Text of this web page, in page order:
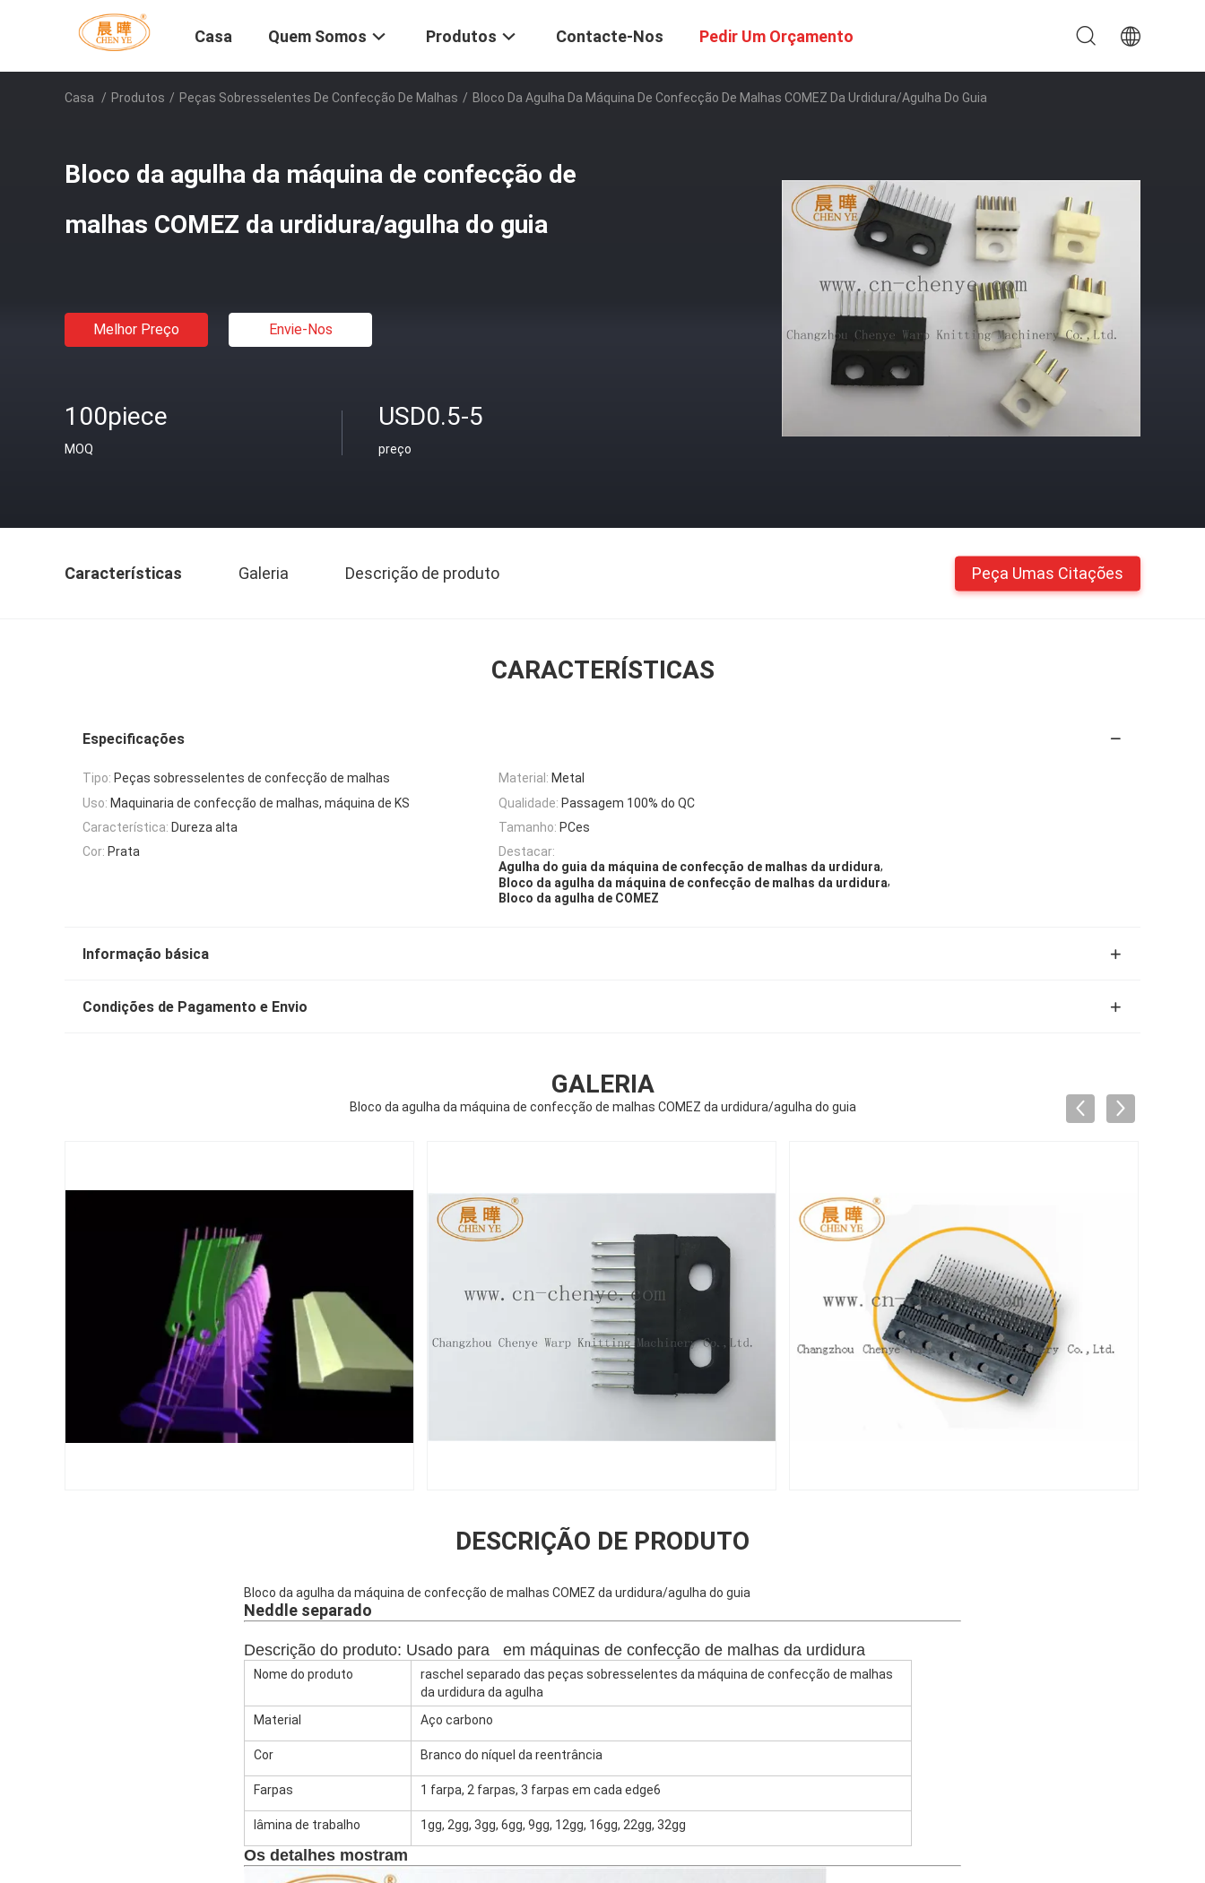
Casa Quem Somos Produtos Contacte-Nos Pedir Um Orçamento
Casa / Produtos / Peças Sobresselentes De Confecção De Malhas / Bloco Da Agulha Da Máquina De Confecção De Malhas COMEZ Da Urdidura/agulha Do Guia
Bloco da agulha da máquina de confecção de
malhas COMEZ da urdidura/agulha do guia
Melhor Preço Envie-Nos
100piece
MOQ
USD0.5-5
preço
Características Galeria Descrição de produto Peça Umas Citações
CARACTERÍSTICAS
Especificações
Tipo: Peças sobresselentes de confecção de malhas Material: Metal
Uso: Maquinaria de confecção de malhas, máquina de KS Qualidade: Passagem 100% do QC
Característica: Dureza alta Tamanho: PCes
Cor: Prata
Destacar:
Agulha do guia da máquina de confecção de malhas da urdidura,
Bloco da agulha da máquina de confecção de malhas da urdidura,
Bloco da agulha de COMEZ
Informação básica
Condições de Pagamento e Envio
GALERIA
Bloco da agulha da máquina de confecção de malhas COMEZ da urdidura/agulha do guia
DESCRIÇÃO DE PRODUTO
Bloco da agulha da máquina de confecção de malhas COMEZ da urdidura/agulha do guia
Neddle separado
Descrição do produto: Usado para   em máquinas de confecção de malhas da urdidura
Nome do produto
raschel separado das peças sobresselentes da máquina de confecção de malhas
da urdidura da agulha
Material
Aço carbono
Cor Branco do níquel da reentrância
Farpas 1 farpa, 2 farpas, 3 farpas em cada edge6
lâmina de trabalho 1gg, 2gg, 3gg, 6gg, 9gg, 12gg, 16gg, 22gg, 32gg
Os detalhes mostram